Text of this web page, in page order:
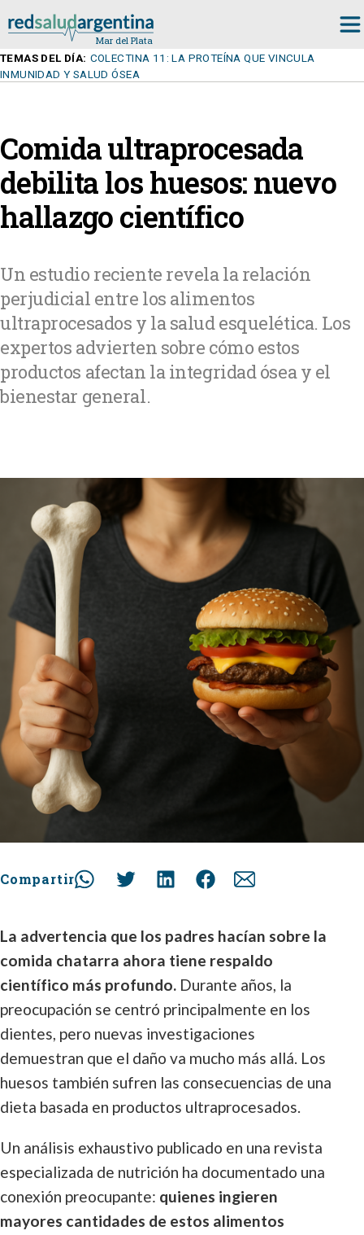
TEMAS DEL DÍA: COLECTINA 11: LA PROTEÍNA QUE VINCULA
INMUNIDAD Y SALUD ÓSEA
Comida ultraprocesada
debilita los huesos: nuevo
hallazgo científico
Un estudio reciente revela la relación
perjudicial entre los alimentos
ultraprocesados y la salud esquelética. Los
expertos advierten sobre cómo estos
productos afectan la integridad ósea y el
bienestar general.
Compartir
La advertencia que los padres hacían sobre la
comida chatarra ahora tiene respaldo
científico más profundo. Durante años, la
preocupación se centró principalmente en los
dientes, pero nuevas investigaciones
demuestran que el daño va mucho más allá. Los
huesos también sufren las consecuencias de una
dieta basada en productos ultraprocesados.
Un análisis exhaustivo publicado en una revista
especializada de nutrición ha documentado una
conexión preocupante: quienes ingieren
mayores cantidades de estos alimentos